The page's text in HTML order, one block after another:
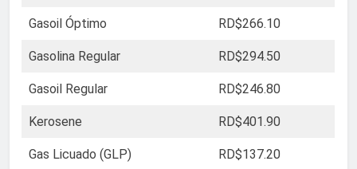
Gasoil Óptimo RD$266.10
Gasolina Regular RD$294.50
Gasoil Regular RD$246.80
Kerosene RD$401.90
Gas Licuado (GLP) RD$137.20